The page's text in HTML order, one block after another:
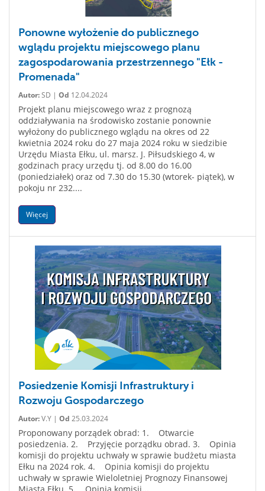
Ponowne wyłożenie do publicznego
wglądu projektu miejscowego planu
zagospodarowania przestrzennego "Ełk -
Promenada"
Autor:SD | Od 12.04.2024
Projekt planu miejscowego wraz z prognozą
oddziaływania na środowisko zostanie ponownie
wyłożony do publicznego wglądu na okres od 22
kwietnia 2024 roku do 27 maja 2024 roku w siedzibie
Urzędu Miasta Ełku, ul. marsz. J. Piłsudskiego 4, w
godzinach pracy urzędu tj. od 8.00 do 16.00
(poniedziałek) oraz od 7.30 do 15.30 (wtorek- piątek), w
pokoju nr 232....
Więcej
Posiedzenie Komisji Infrastruktury i
Rozwoju Gospodarczego
Autor:V.Y | Od 25.03.2024
Proponowany porządek obrad: 1. Otwarcie
posiedzenia. 2. Przyjęcie porządku obrad. 3. Opinia
komisji do projektu uchwały w sprawie budżetu miasta
Ełku na 2024 rok. 4. Opinia komisji do projektu
uchwały w sprawie Wieloletniej Prognozy Finansowej